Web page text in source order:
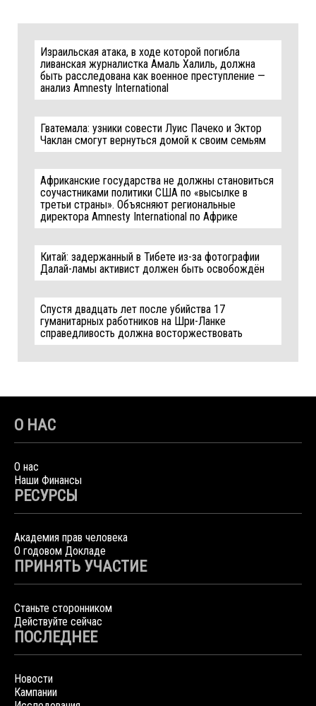
Израильская атака, в ходе которой погибла
ливанская журналистка Амаль Халиль, должна
быть расследована как военное преступление —
анализ Amnesty International
Гватемала: узники совести Луис Пачеко и Эктор
Чаклан смогут вернуться домой к своим семьям
Африканские государства не должны становиться
соучастниками политики США по «высылке в
третьи страны». Объясняют региональные
директора Amnesty International по Африке
Китай: задержанный в Тибете из-за фотографии
Далай-ламы активист должен быть освобождён
Спустя двадцать лет после убийства 17
гуманитарных работников на Шри-Ланке
справедливость должна восторжествовать
О НАС
О нас
Наши Финансы
РЕСУРСЫ
Академия прав человека
О годовом Докладе
ПРИНЯТЬ УЧАСТИЕ
Станьте сторонником
Действуйте сейчас
ПОСЛЕДНЕЕ
Новости
Кампании